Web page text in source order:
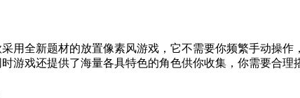
采用全新题材的放置像素风游戏，它不需要你频繁手动操
游戏还提供了海量各具特色的角色供你收集，你需要合理